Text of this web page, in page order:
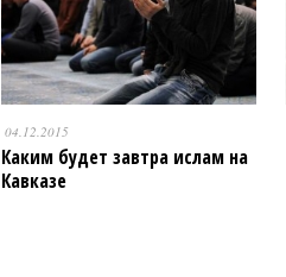
04.12.2015
Каким будет завтра ислам на
Кавказе